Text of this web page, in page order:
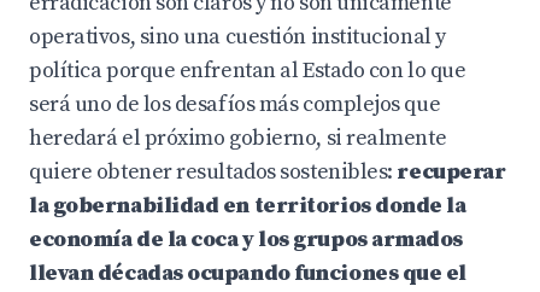
operativos, sino una cuestión institucional y
política porque enfrentan al Estado con lo que
será uno de los desafíos más complejos que
heredará el próximo gobierno, si realmente
quiere obtener resultados sostenibles: recuperar
la gobernabilidad en territorios donde la
economía de la coca y los grupos armados
llevan décadas ocupando funciones que el